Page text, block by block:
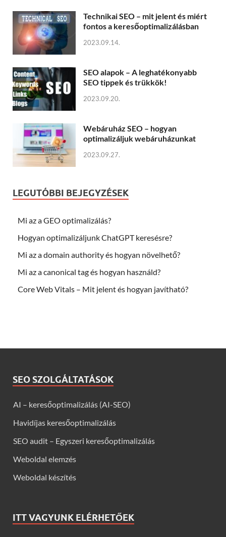
Technikai SEO – mit jelent és miért
fontos a keresőoptimalizálásban
2023.09.14.
SEO alapok – A leghatékonyabb
SEO tippek és trükkök!
2023.09.20.
Webáruház SEO – hogyan
optimalizáljuk webáruházunkat
2023.09.27.
LEGUTÓBBI BEJEGYZÉSEK
Mi az a GEO optimalizálás?
Hogyan optimalizáljunk ChatGPT keresésre?
Mi az a domain authority és hogyan növelhető?
Mi az a canonical tag és hogyan használd?
Core Web Vitals – Mit jelent és hogyan javítható?
SEO SZOLGÁLTATÁSOK
AI – keresőoptimalizálás (AI-SEO)
Havidíjas keresőoptimalizálás
SEO audit – Egyszeri keresőoptimalizálás
Weboldal elemzés
Weboldal készítés
ITT VAGYUNK ELÉRHETŐEK